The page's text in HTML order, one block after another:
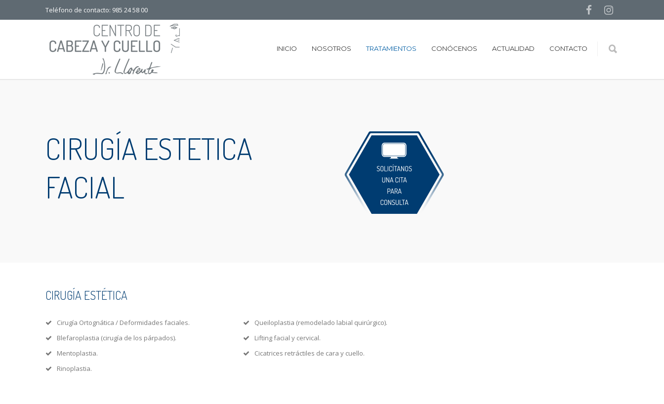
Teléfono de contacto: 985 24 58 00
INICIO NOSOTROS TRATAMIENTOS CONÓCENOS ACTUALIDAD CONTACTO
CIRUGÍA ESTETICA
FACIAL
CIRUGÍA ESTÉTICA
Cirugía Ortognática / Deformidades faciales.
Blefaroplastia (cirugía de los párpados).
Mentoplastia.
Rinoplastia.
Queiloplastia (remodelado labial quirúrgico).
Lifting facial y cervical.
Cicatrices retráctiles de cara y cuello.